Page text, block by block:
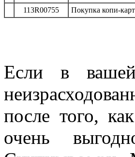
113R00755
Покупка копи-
Если в
после того,
очень